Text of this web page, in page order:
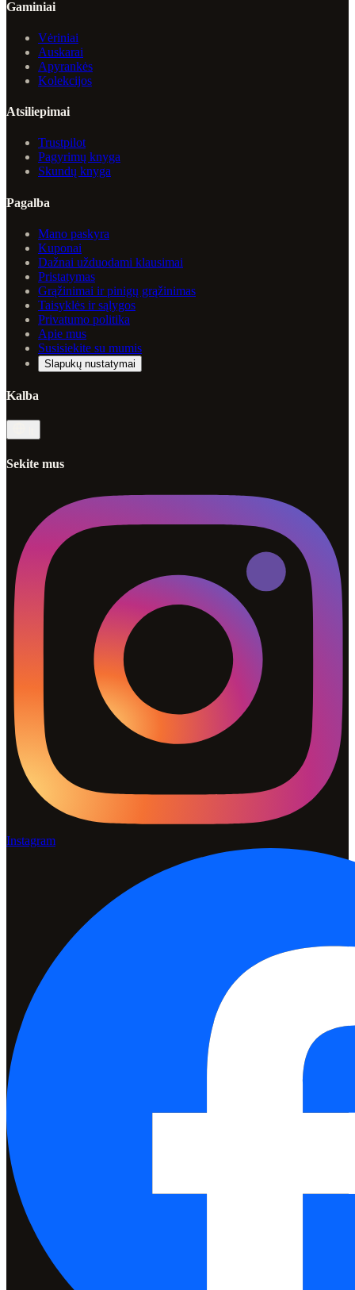
Gaminiai
Vėriniai
Auskarai
Apyrankės
Kolekcijos
Atsiliepimai
Trustpilot
Pagyrimų knyga
Skundų knyga
Pagalba
Mano paskyra
Kuponai
Dažnai užduodami klausimai
Pristatymas
Grąžinimai ir pinigų grąžinimas
Taisyklės ir sąlygos
Privatumo politika
Apie mus
Susisiekite su mumis
Slapukų nustatymai
Kalba
Sekite mus
Instagram